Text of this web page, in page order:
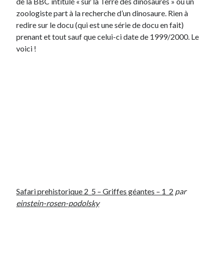
zoologiste part à la recherche d’un dinosaure. Rien à
redire sur le docu (qui est une série de docu en fait)
prenant et tout sauf que celui-ci date de 1999/2000. Le
voici !
Safari prehistorique 2_5 – Griffes géantes – 1_2 par
einstein-rosen-podolsky